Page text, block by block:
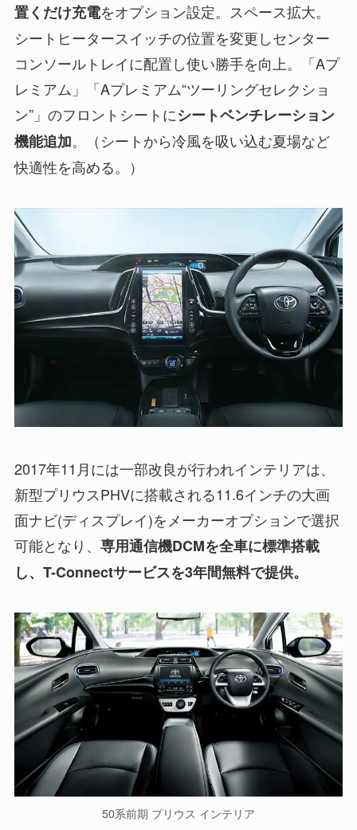
置くだけ充電をオプション設定。スペース拡大。
シートヒータースイッチの位置を変更しセンター
コンソールトレイに配置し使い勝手を向上。「Aプ
レミアム」「Aプレミアム“ツーリングセレクショ
ン”」のフロントシートにシートベンチレーション
機能追加。（シートから冷風を吸い込む夏場など
快適性を高める。）
2017年11月には一部改良が行われインテリアは、
新型プリウスPHVに搭載される11.6インチの大画
面ナビ(ディスプレイ)をメーカーオプションで選択
可能となり、 専用通信機DCMを全車に標準搭載
し、T-Connectサービスを3年間無料で提供。
50系前期 プリウス インテリア